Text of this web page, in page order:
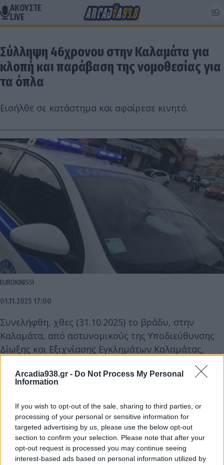
Arcadia938.gr - Do Not Process My Personal
Information
If you wish to opt-out of the sale, sharing to third parties, or
processing of your personal or sensitive information for
targeted advertising by us, please use the below opt-out
section to confirm your selection. Please note that after your
opt-out request is processed you may continue seeing
interest-based ads based on personal information utilized by
ΑΚΟΥΣΤΕ
LIVE
Σύλληψη 46χρονου στην Καλαμάτα για
κλοπή και παράβαση της νομοθεσίας για
τα όπλα
Εισήλθε σε κατάστημα και αφαίρεσε κινητό.
EUROKINISSI
01.11.2025 17:00
Συνελήφθη, χθες (31.10.2025) το βράδυ, στην
Καλαμάτα, από αστυνομικούς της Υποδιεύθυνσης
Δίωξης και Εξιχνίασης Εγκλημάτων Καλαμάτας,
46χρονος ημεδαπός, γιατί όπως προέκυψε την
30.10.2025 εισήλθε σε κατάστημα χρωμάτων-
των υπαλλήλων, αφαίρεσε κινητό ενός εξ αυτών.
Επιπλέον, σε έλεγχο βρέθηκαν στην κατοχή του -1-
αναδιπλούμενος σουγιάς με μήκος λάμας -7-
εκατοστά και -1- σιδερογροθιά, τα οποία